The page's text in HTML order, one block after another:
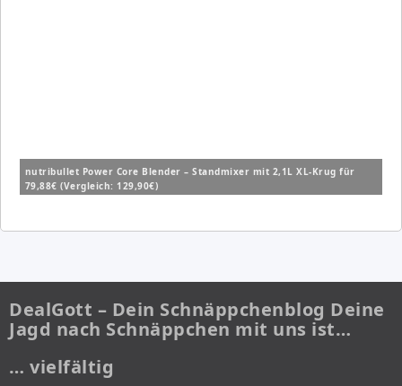
nutribullet Power Core Blender – Standmixer mit 2,1L XL-Krug für
79,88€ (Vergleich: 129,90€)
DealGott – Dein Schnäppchenblog Deine
Jagd nach Schnäppchen mit uns ist…
… vielfältig